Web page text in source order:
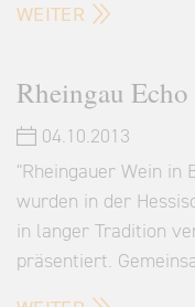
WEITER
Rheingau Echo
04.10.2013
"Rheingauer Wein in
wurden in der
in langer Tradition
präsentiert.